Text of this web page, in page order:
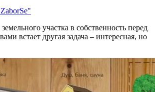
участка в собственность перед
встает другая задача – интересная, но